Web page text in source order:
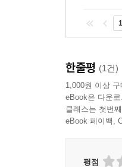
1
한줄평 (1건)
1,000원 이상
eBook은 다운
클래스는 첫번
eBook 페이백,
평점